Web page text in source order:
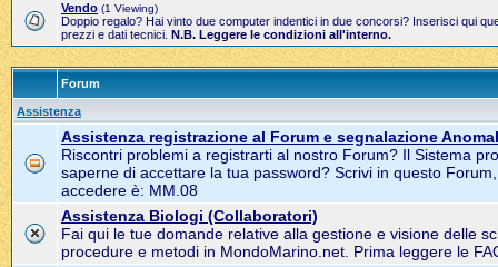
Vendo (1 Viewing)
Doppio regalo? Hai vinto due computer indentici in due concorsi? Inserisci qui
prezzi e dati tecnici. N.B. Leggere le condizioni all'interno.
Forum
Assistenza
Assistenza registrazione al Forum e segnalazione
Riscontri problemi a registrarti al nostro Forum? Il Sistema
saperne di accettare la tua password? Scrivi in questo
accedere è: MM.08
Assistenza Biologi (Collaboratori)
Fai qui le tue domande relative alla gestione e visione delle
procedure e metodi in MondoMarino.net. Prima leggere le